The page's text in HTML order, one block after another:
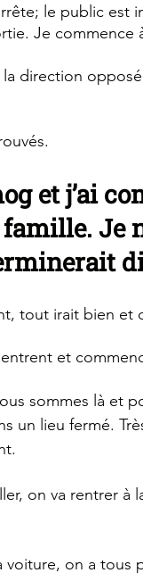
le public est
Je commence
direction
et j’ai
Je
tout irait bien et
et
sommes là et
un lieu fermé.
on va rentrer à
on a tous